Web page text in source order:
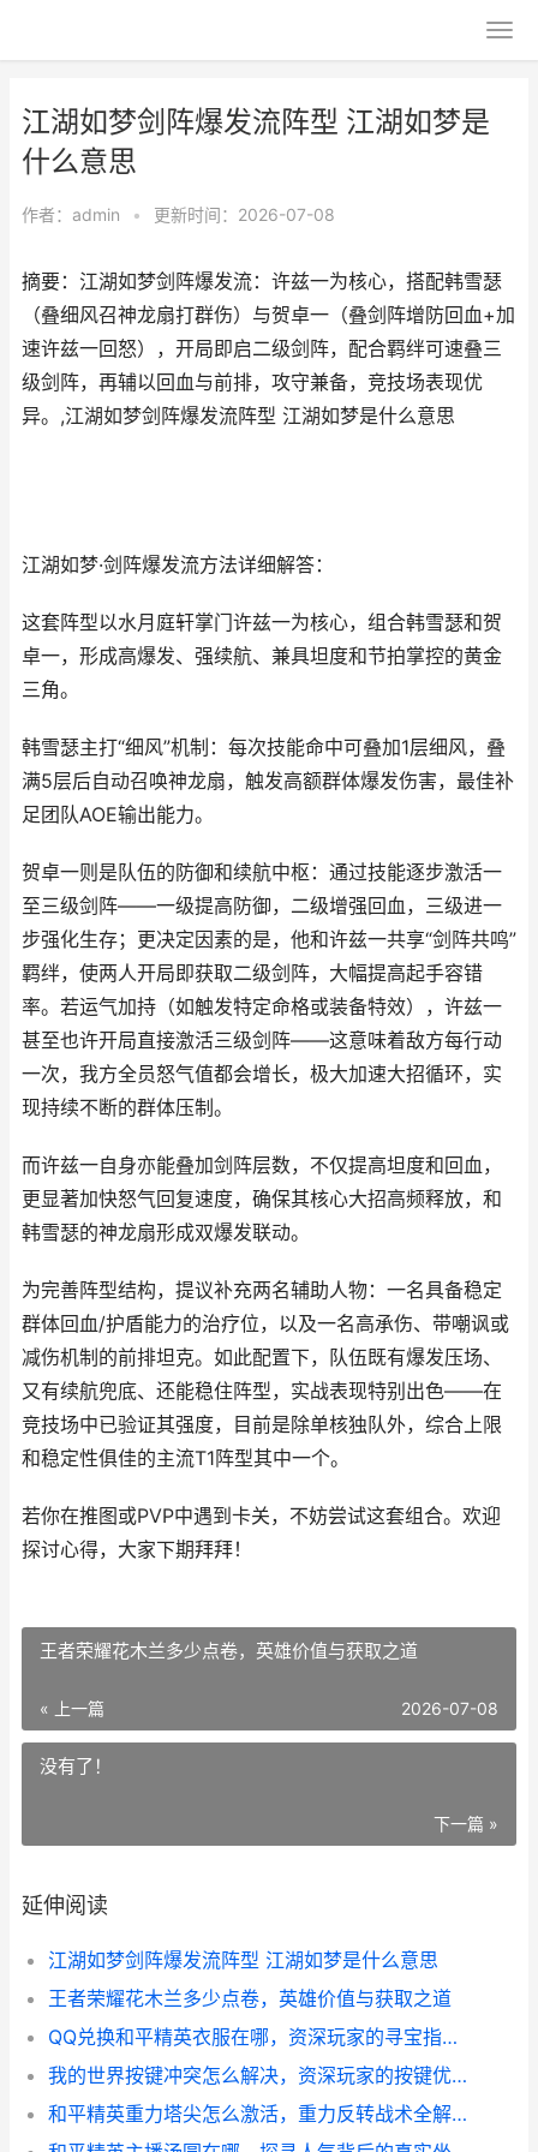
江湖如梦剑阵爆发流阵型 江湖如梦是
什么意思
作者： admin • 更新时间：2026-07-08
摘要：江湖如梦剑阵爆发流：许兹一为核心，搭配韩雪瑟
（叠细风召神龙扇打群伤）与贺卓一（叠剑阵增防回血+加
速许兹一回怒），开局即启二级剑阵，配合羁绊可速叠三
级剑阵，再辅以回血与前排，攻守兼备，竞技场表现优
异。,江湖如梦剑阵爆发流阵型 江湖如梦是什么意思
江湖如梦·剑阵爆发流方法详细解答：
这套阵型以水月庭轩掌门许兹一为核心，组合韩雪瑟和贺
卓一，形成高爆发、强续航、兼具坦度和节拍掌控的黄金
三角。
韩雪瑟主打“细风”机制：每次技能命中可叠加1层细风，叠
满5层后自动召唤神龙扇，触发高额群体爆发伤害，最佳补
足团队AOE输出能力。
贺卓一则是队伍的防御和续航中枢：通过技能逐步激活一
至三级剑阵——一级提高防御，二级增强回血，三级进一
步强化生存；更决定因素的是，他和许兹一共享“剑阵共鸣”
羁绊，使两人开局即获取二级剑阵，大幅提高起手容错
率。若运气加持（如触发特定命格或装备特效），许兹一
甚至也许开局直接激活三级剑阵——这意味着敌方每行动
一次，我方全员怒气值都会增长，极大加速大招循环，实
现持续不断的群体压制。
而许兹一自身亦能叠加剑阵层数，不仅提高坦度和回血，
更显著加快怒气回复速度，确保其核心大招高频释放，和
韩雪瑟的神龙扇形成双爆发联动。
为完善阵型结构，提议补充两名辅助人物：一名具备稳定
群体回血/护盾能力的治疗位，以及一名高承伤、带嘲讽或
减伤机制的前排坦克。如此配置下，队伍既有爆发压场、
又有续航兜底、还能稳住阵型，实战表现特别出色——在
竞技场中已验证其强度，目前是除单核独队外，综合上限
和稳定性俱佳的主流T1阵型其中一个。
若你在推图或PVP中遇到卡关，不妨尝试这套组合。欢迎
探讨心得，大家下期拜拜！
王者荣耀花木兰多少点卷，英雄价值与获取之道
« 上一篇 2026-07-08
没有了！
下一篇 »
延伸阅读
江湖如梦剑阵爆发流阵型 江湖如梦是什么意思
王者荣耀花木兰多少点卷，英雄价值与获取之道
QQ兑换和平精英衣服在哪，资深玩家的寻宝指南与深度思考
我的世界按键冲突怎么解决，资深玩家的按键优化指南
和平精英重力塔尖怎么激活，重力反转战术全解析